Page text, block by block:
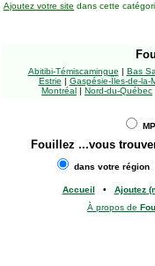
Ajoutez votre site dans cette
Abitibi-Témiscamingue | Bas
Estrie | Gaspésie-Îles-de-la-
Montréal | Nord-du-Québec
Fouillez ...vous
dans votre région
Accueil • Ajoutez
À propos de